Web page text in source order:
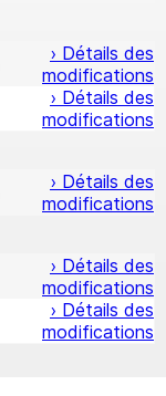
› Détails des
modifications
› Détails des
modifications
› Détails des
modifications
› Détails des
modifications
› Détails des
modifications